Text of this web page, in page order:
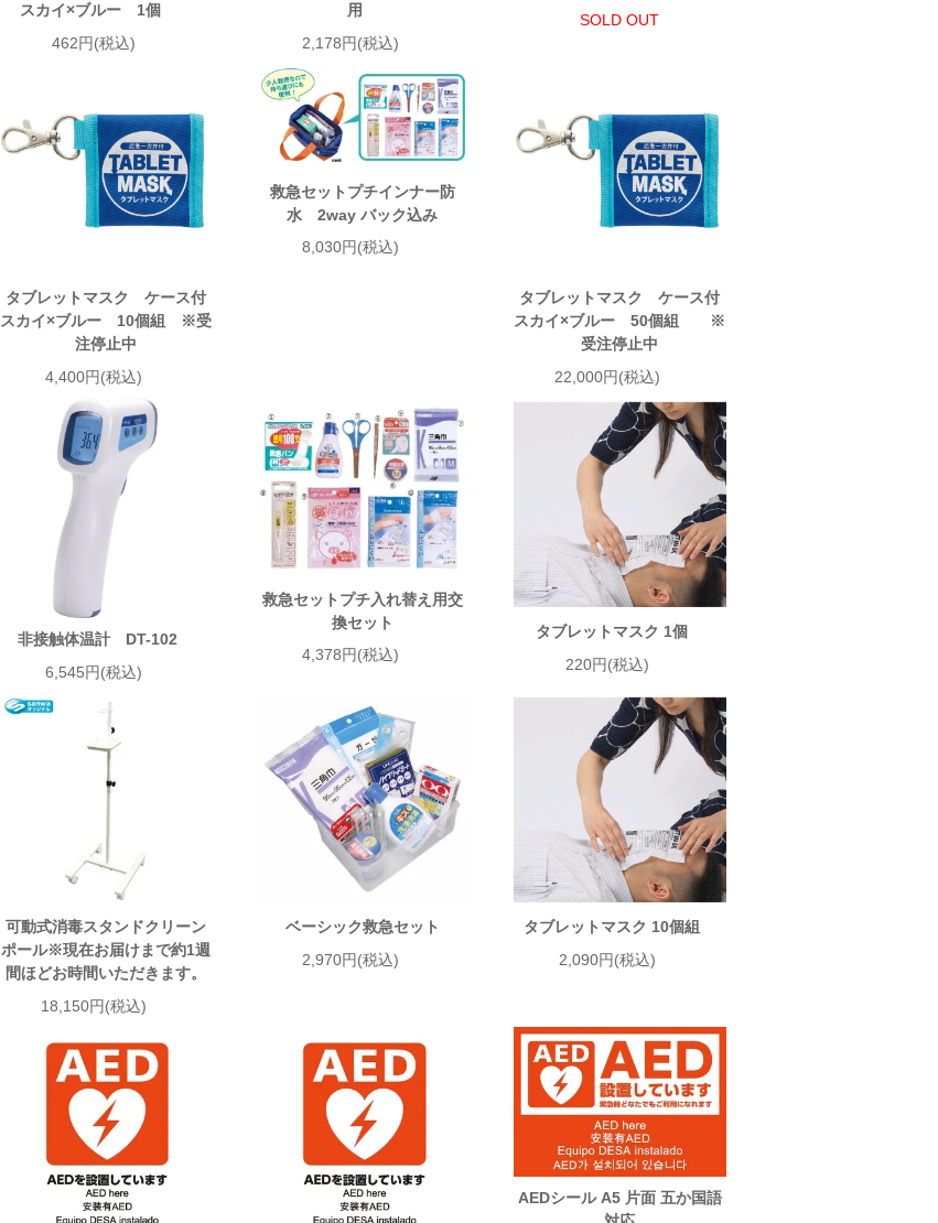
スカイ×ブルー 1個
462円(税込)
用
2,178円(税込)
SOLD OUT
タブレットマスク ケース付
スカイ×ブルー 10個組 ※受
注停止中
4,400円(税込)
救急セットプチインナー防
水 2way バック込み
8,030円(税込)
タブレットマスク ケース付
スカイ×ブルー 50個組 ※
受注停止中
22,000円(税込)
非接触体温計 DT-102
6,545円(税込)
救急セットプチ入れ替え用交
換セット
4,378円(税込)
タブレットマスク 1個
220円(税込)
可動式消毒スタンドクリーン
ポール※現在お届けまで約1週
間ほどお時間いただきます。
18,150円(税込)
ベーシック救急セット
2,970円(税込)
タブレットマスク 10個組
2,090円(税込)
AEDシール A5 片面 五か国語